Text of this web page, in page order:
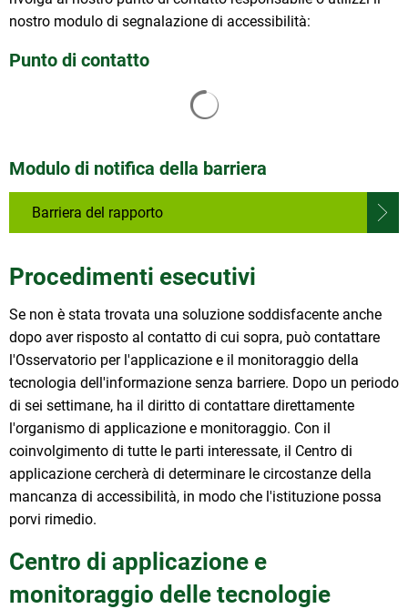
nostro modulo di segnalazione di accessibilità:
Punto di contatto
Modulo di notifica della barriera
Barriera del rapporto
Procedimenti esecutivi
Se non è stata trovata una soluzione soddisfacente anche
dopo aver risposto al contatto di cui sopra, può contattare
l'Osservatorio per l'applicazione e il monitoraggio della
tecnologia dell'informazione senza barriere. Dopo un periodo
di sei settimane, ha il diritto di contattare direttamente
l'organismo di applicazione e monitoraggio. Con il
coinvolgimento di tutte le parti interessate, il Centro di
applicazione cercherà di determinare le circostanze della
mancanza di accessibilità, in modo che l'istituzione possa
porvi rimedio.
Centro di applicazione e
monitoraggio delle tecnologie